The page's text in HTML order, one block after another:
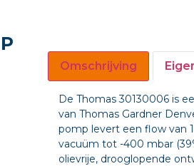
Omschrijving
De Thomas 30130006 is
van Thomas Gardner
pomp levert een flow van
vacuüm tot -400 mbar
olievrije, drooglopende